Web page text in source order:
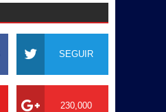
SEGUIR
230,000